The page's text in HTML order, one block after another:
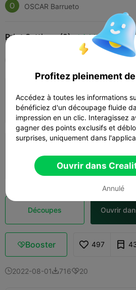
OSCAR Barrueto
Print Settings (2) Add Articles
 06h 27m 
 05h 59m 
Découpes Ouvrir
Booster 497
2022-08-0171620
Profitez pleinement
Accédez à toutes les informations
bénéficiez d'un découpage fluide
impression en un clic. Interagissez
gagner des points exclusifs et
surprises, uniquement dans
Ouvrir dans
Annulé